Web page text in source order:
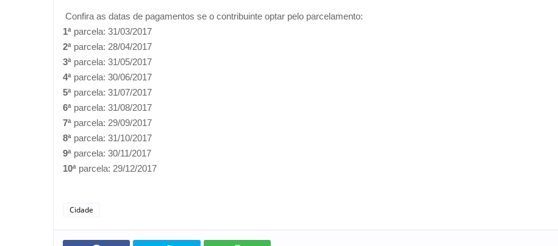
Confira as datas de pagamentos se o contribuinte optar pelo parcelamento:
1ª parcela: 31/03/2017
2ª parcela: 28/04/2017
3ª parcela: 31/05/2017
4ª parcela: 30/06/2017
5ª parcela: 31/07/2017
6ª parcela: 31/08/2017
7ª parcela: 29/09/2017
8ª parcela: 31/10/2017
9ª parcela: 30/11/2017
10ª parcela: 29/12/2017
Cidade